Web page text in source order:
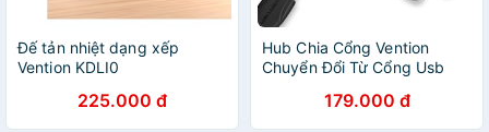
Đế tản nhiệt dạng xếp
Vention KDLI0
225.000 đ
Hub Chia Cổng Vention
Chuyển Đổi Từ Cổng Usb
Cổng Sạc Pd Usb 3.0 5
Trong 1
179.000 đ